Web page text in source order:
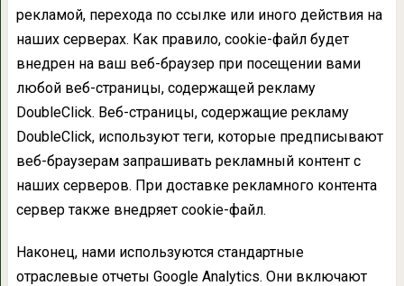
рекламой, перехода по ссылке или иного действия на
наших серверах. Как правило, cookie-файл будет
внедрен на ваш веб-браузер при посещении вами
любой веб-страницы, содержащей рекламу
DoubleClick. Веб-страницы, содержащие рекламу
DoubleClick, используют теги, которые предписывают
веб-браузерам запрашивать рекламный контент с
наших серверов. При доставке рекламного контента
сервер также внедряет cookie-файл.
Наконец, нами используются стандартные
отраслевые отчеты Google Analytics. Они включают